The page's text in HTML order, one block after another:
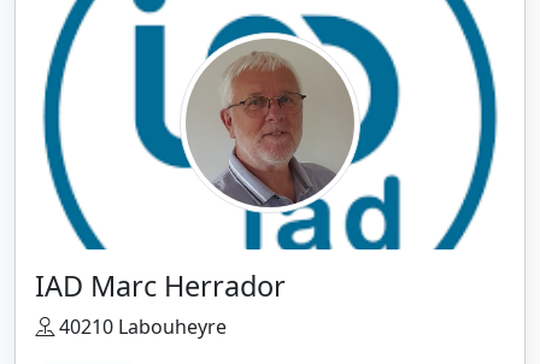
IAD Marc Herrador
40210 Labouheyre